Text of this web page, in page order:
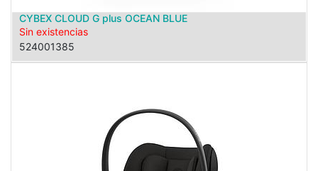
CYBEX CLOUD G plus OCEAN BLUE
Sin existencias
524001385